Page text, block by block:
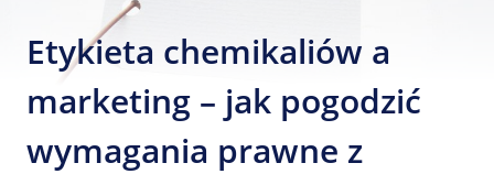
Etykieta chemikaliów a
marketing – jak pogodzić
wymagania prawne z